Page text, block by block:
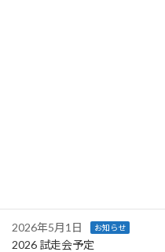
2026年5月1日 お知らせ
2026 試走会予定